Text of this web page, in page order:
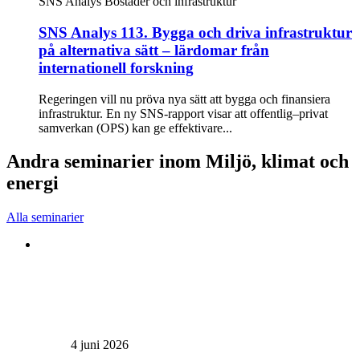
SNS Analys 113. Bygga och driva infrastruktur
på alternativa sätt – lärdomar från
internationell forskning
Regeringen vill nu pröva nya sätt att bygga och finansiera
infrastruktur. En ny SNS-rapport visar att offentlig–privat
samverkan (OPS) kan ge effektivare...
Andra seminarier inom Miljö, klimat och
energi
Alla seminarier
4 juni 2026